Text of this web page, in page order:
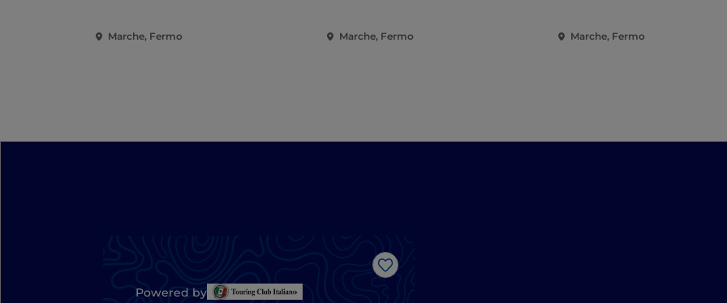
Marche, Fermo Marche, Fermo Marche, Fermo
Gosto
Powered by